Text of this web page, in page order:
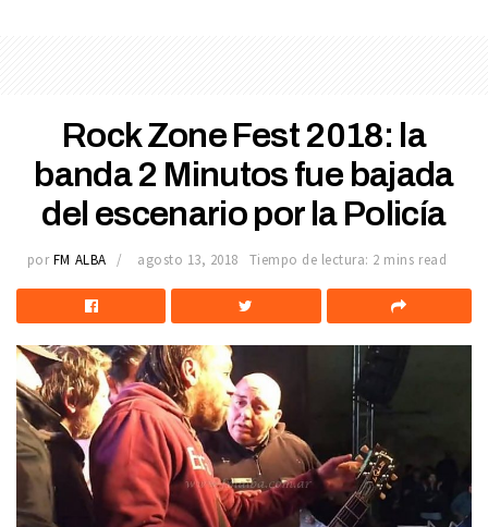
Rock Zone Fest 2018: la
banda 2 Minutos fue bajada
del escenario por la Policía
por FM ALBA agosto 13, 2018 Tiempo de lectura: 2 mins read